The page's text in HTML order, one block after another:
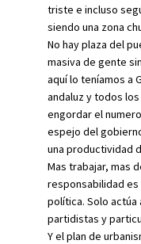
triste e incluso
siendo una zona
No hay plaza del
masiva de gente
aquí lo teníamos a
andaluz y todos
engordar el
espejo del
una productividad
Mas trabajar, mas
responsabilidad es
política. Solo
partidistas y
Y el plan de